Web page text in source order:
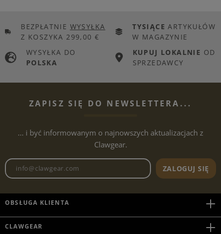
BEZPŁATNIE WYSYŁKA
Z KOSZYKA 299,00 €
TYSIĄCE ARTYKUŁÓW
W MAGAZYNIE
WYSYŁKA DO
POLSKA
KUPUJ LOKALNIE OD
SPRZEDAWCY
ZAPISZ SIĘ DO NEWSLETTERA...
... i być informowanym o najnowszych aktualizacjach z
Clawgear.
Adres e-mailowy biuletynu
ZALOGUJ SIĘ
OBSŁUGA KLIENTA
CLAWGEAR